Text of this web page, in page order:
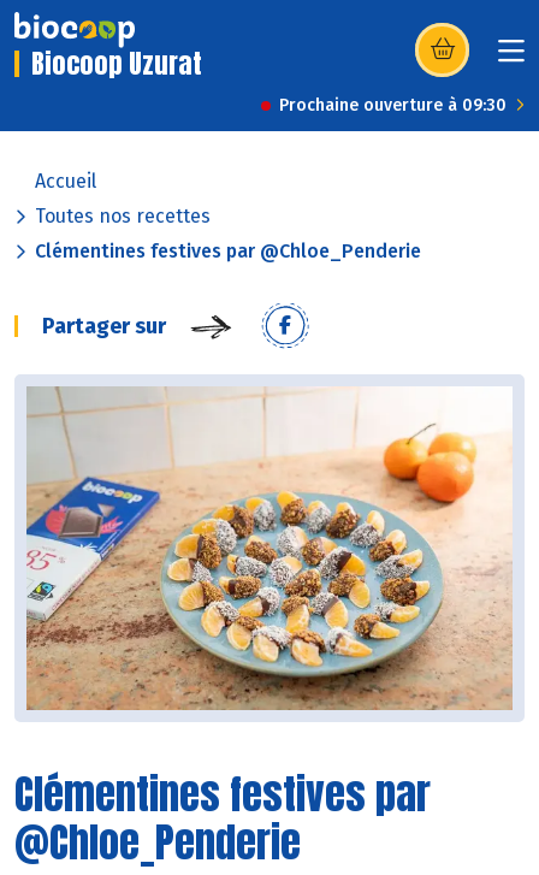
Biocoop Uzurat (s’ouvre dans
Prochaine ouverture à 09:30
Accueil
Toutes nos recettes
Clémentines festives par @Chloe_Penderie
Partager sur
Clémentines festives par
@Chloe_Penderie